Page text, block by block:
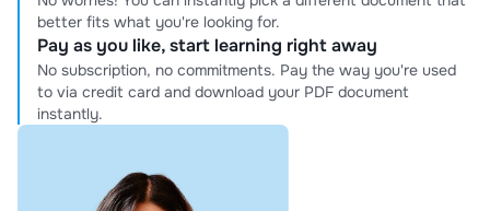
better fits what you're looking for.
Pay as you like, start learning right away
No subscription, no commitments. Pay the way you're used
to via credit card and download your PDF document
instantly.